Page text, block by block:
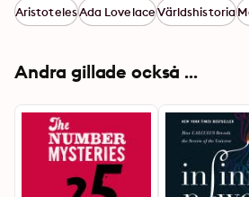
AristotelesAda LovelaceVärldshistoria
Andra gillade också ...